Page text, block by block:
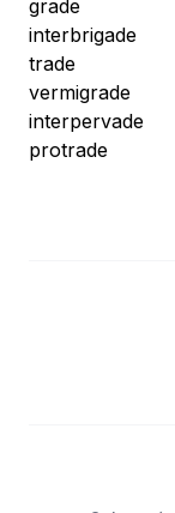
grade
interbrigade
trade
vermigrade
interpervade
protrade